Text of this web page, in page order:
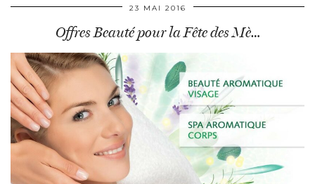
23 MAI 2016
Offres Beauté pour la Fête des Mè…